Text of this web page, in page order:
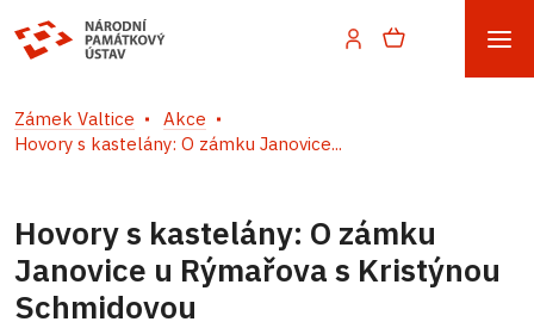
Zámek Valtice
Akce
Hovory s kastelány: O zámku Janovice...
Hovory s kastelány: O zámku
Janovice u Rýmařova s Kristýnou
Schmidovou